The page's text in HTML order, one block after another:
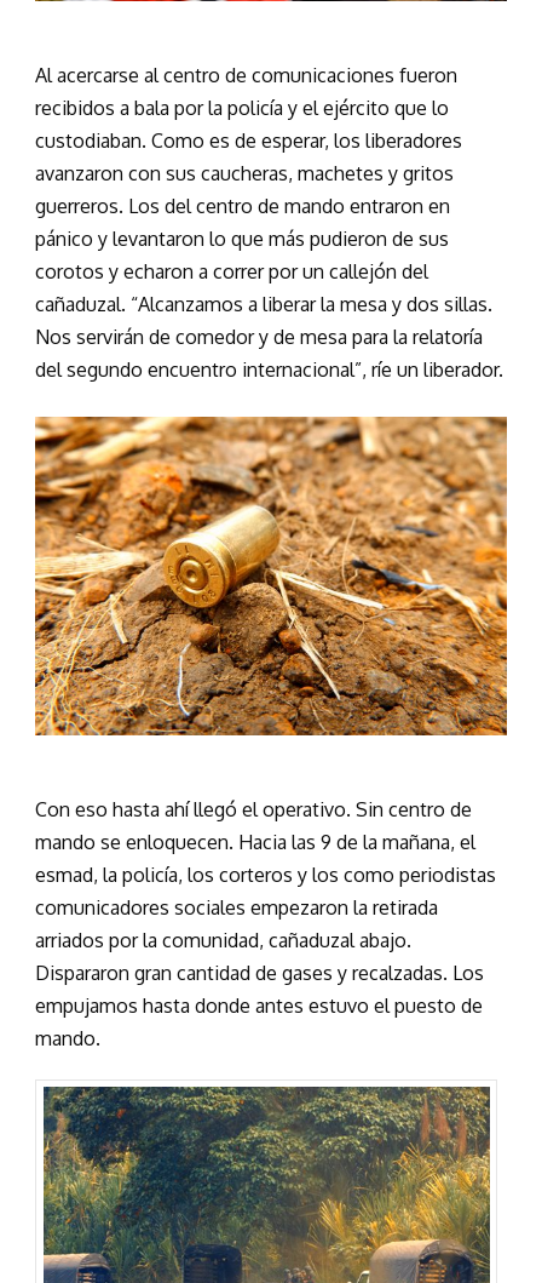
Al acercarse al centro de comunicaciones fueron
recibidos a bala por la policía y el ejército que lo
custodiaban. Como es de esperar, los liberadores
avanzaron con sus caucheras, machetes y gritos
guerreros. Los del centro de mando entraron en
pánico y levantaron lo que más pudieron de sus
corotos y echaron a correr por un callejón del
cañaduzal. “Alcanzamos a liberar la mesa y dos sillas.
Nos servirán de comedor y de mesa para la relatoría
del segundo encuentro internacional”, ríe un liberador.
Con eso hasta ahí llegó el operativo. Sin centro de
mando se enloquecen. Hacia las 9 de la mañana, el
esmad, la policía, los corteros y los como periodistas
comunicadores sociales empezaron la retirada
arriados por la comunidad, cañaduzal abajo.
Dispararon gran cantidad de gases y recalzadas. Los
empujamos hasta donde antes estuvo el puesto de
mando.